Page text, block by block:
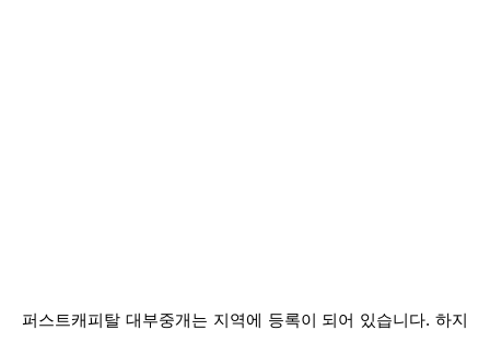
퍼스트캐피탈 대부중개는 지역에 등록이 되어 있습니다. 하지